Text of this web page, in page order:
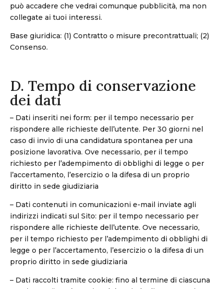
può accadere che vedrai comunque pubblicità, ma non
collegate ai tuoi interessi.
Base giuridica: (1) Contratto o misure precontrattuali; (2)
Consenso.
D. Tempo di conservazione
dei dati
– Dati inseriti nei form: per il tempo necessario per
rispondere alle richieste dell’utente. Per 30 giorni nel
caso di invio di una candidatura spontanea per una
posizione lavorativa. Ove necessario, per il tempo
richiesto per l’adempimento di obblighi di legge o per
l’accertamento, l’esercizio o la difesa di un proprio
diritto in sede giudiziaria
– Dati contenuti in comunicazioni e-mail inviate agli
indirizzi indicati sul Sito: per il tempo necessario per
rispondere alle richieste dell’utente. Ove necessario,
per il tempo richiesto per l’adempimento di obblighi di
legge o per l’accertamento, l’esercizio o la difesa di un
proprio diritto in sede giudiziaria
– Dati raccolti tramite cookie: fino al termine di ciascuna